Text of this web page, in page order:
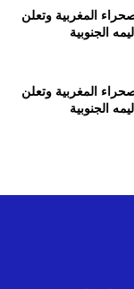
المغربية وتعلن
الجنوبية
المغربية وتعلن
الجنوبية